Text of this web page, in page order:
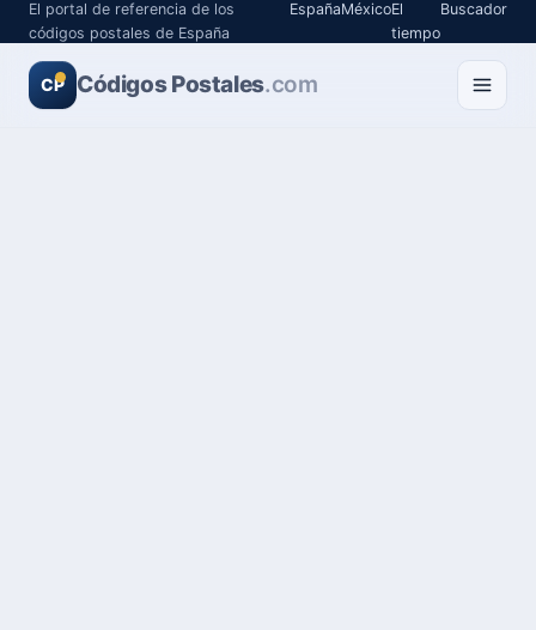
El portal de referencia de los
códigos postales de España
EspañaMéxicoEl
tiempo
Buscador
CP Códigos Postales.com